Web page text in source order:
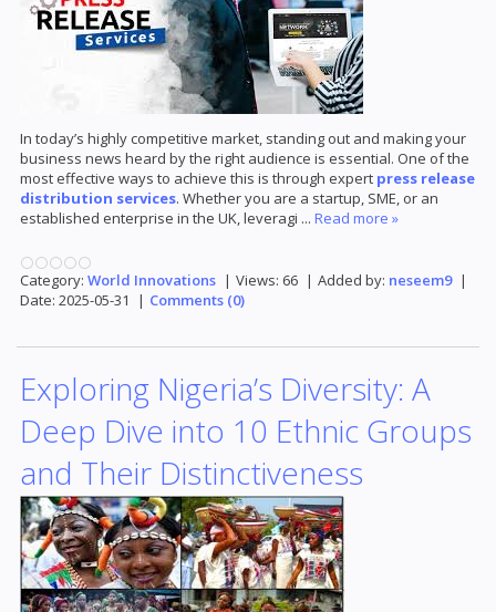
In today’s highly competitive market, standing out and making your
business news heard by the right audience is essential. One of the
most effective ways to achieve this is through expert press release
distribution services. Whether you are a startup, SME, or an
established enterprise in the UK, leveragi ... Read more »
Category: World Innovations | Views: 66 | Added by: neseem9 |
Date: 2025-05-31 | Comments (0)
Exploring Nigeria’s Diversity: A
Deep Dive into 10 Ethnic Groups
and Their Distinctiveness